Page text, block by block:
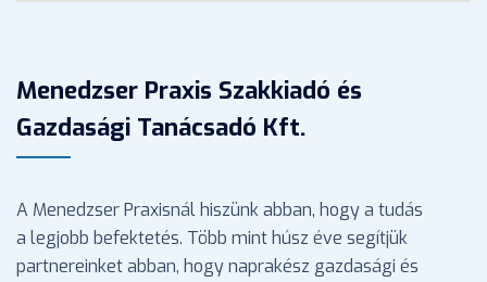
Menedzser Praxis Szakkiadó és
Gazdasági Tanácsadó Kft.
A Menedzser Praxisnál hiszünk abban, hogy a tudás
a legjobb befektetés. Több mint húsz éve segítjük
partnereinket abban, hogy naprakész gazdasági és